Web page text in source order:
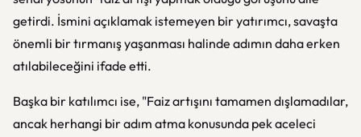
getirdi. İsmini açıklamak istemeyen bir yatırımcı, savaşta
önemli bir tırmanış yaşanması halinde adımın daha erken
atılabileceğini ifade etti.
Başka bir katılımcı ise, "Faiz artışını tamamen dışlamadılar,
ancak herhangi bir adım atma konusunda pek aceleci